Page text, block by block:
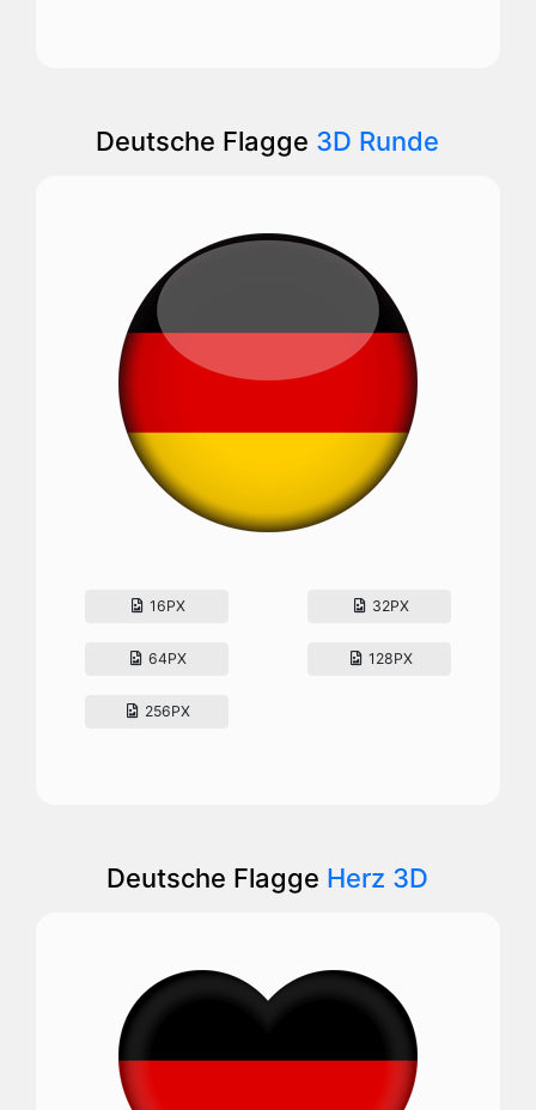
Deutsche Flagge 3D Runde
16PX 32PX
64PX 128PX
256PX
Deutsche Flagge Herz 3D